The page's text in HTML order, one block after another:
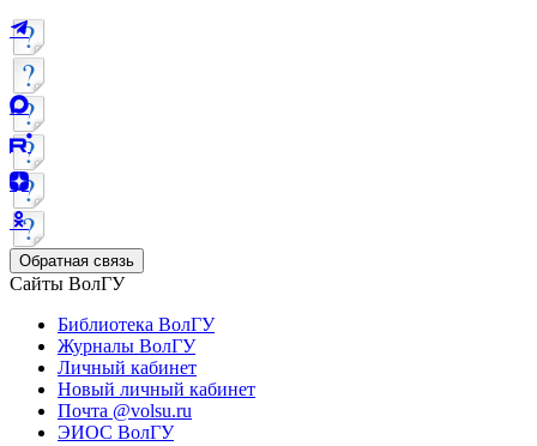
Обратная связь
Сайты ВолГУ
Библиотека ВолГУ
Журналы ВолГУ
Личный кабинет
Новый личный кабинет
Почта @volsu.ru
ЭИОС ВолГУ